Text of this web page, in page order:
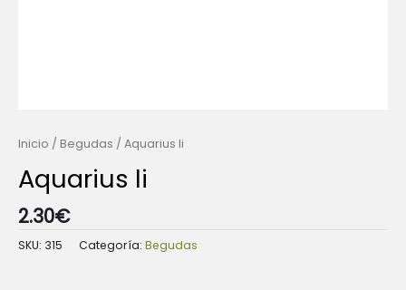
Inicio / Begudas / Aquarius li
Aquarius li
2.30€
SKU: 315 Categoría: Begudas